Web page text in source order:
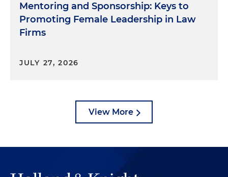
Mentoring and Sponsorship: Keys to
Promoting Female Leadership in Law
Firms
JULY 27, 2026
View More